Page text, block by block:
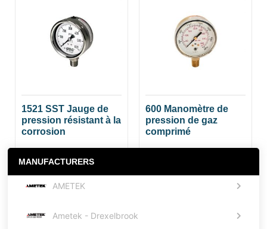
1521 SST Jauge de
pression résistant à la
corrosion
600 Manomètre de
pression de gaz
comprimé
MANUFACTURERS
AMETEK
Ametek - Drexelbrook